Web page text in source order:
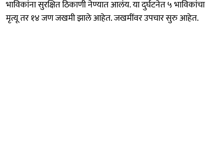
भाविकांना सुरक्षित ठिकाणी नेण्यात आलंय. या दुर्घटनेत ५ भाविकांचा
मृत्यू तर १४ जण जखमी झाले आहेत. जखमींवर उपचार सुरु आहेत.